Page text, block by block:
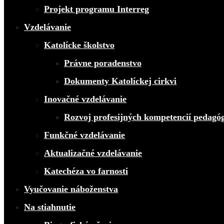
Projekt programu Interreg
Vzdelávanie
Katolícke školstvo
Právne poradenstvo
Dokumenty Katolíckej cirkvi
Inovačné vzdelávanie
Rozvoj profesijných kompetencií
Funkčné vzdelávanie
Aktualizačné vzdelávanie
Katechéza vo farnosti
Vyučovanie náboženstva
Na stiahnutie